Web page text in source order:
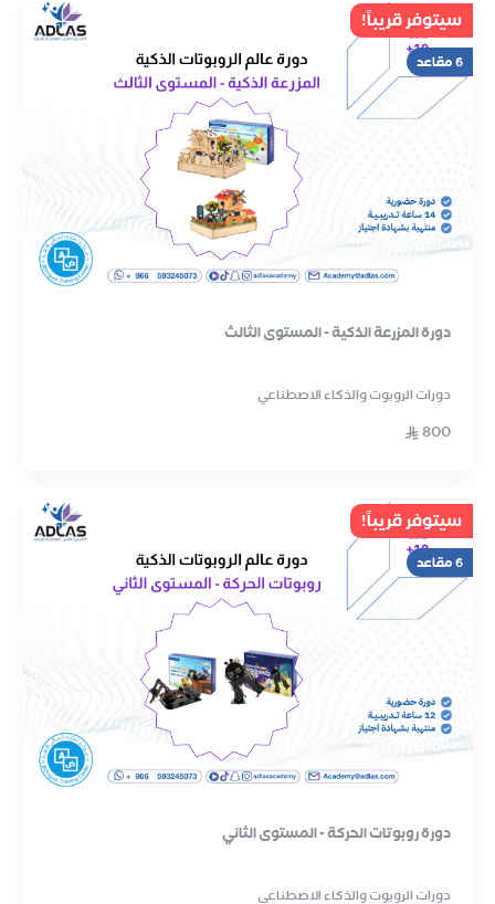
سيتوفر قريباً!
6 مقاعد
دورة المزرعة الذكية - المستوى الثالث
دورات الروبوت والذكاء الاصطناعي
800
سيتوفر قريباً!
6 مقاعد
دورة روبوتات الحركة - المستوى الثاني
دورات الروبوت والذكاء الاصطناعي